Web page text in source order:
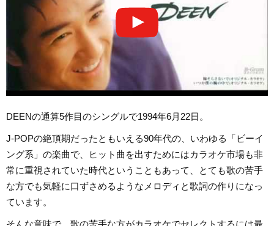
DEENの通算5作目のシングルで1994年6月22日。
J-POPの絶頂期だったともいえる90年代の、いわゆる「ビーイ
ング系」の楽曲で、ヒット曲を出すためにはカラオケ市場も非
常に重視されていた時代ということもあって、とても歌の苦手
な方でも気軽に口ずさめるようなメロディと歌詞の作りになっ
ています。
そんな意味で、歌の苦手な方がカラオケでセレクトするには最